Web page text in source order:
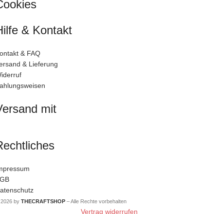
& Kontakt
& FAQ
& Lieferung
mit
by THECRAFTSHOP – Alle Rechte vorbehalten
Vertrag widerrufen